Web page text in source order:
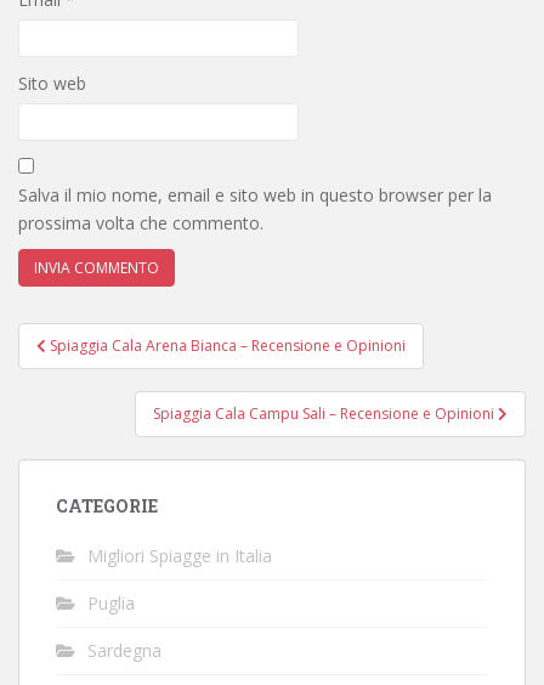
Sito web
Salva il mio nome, email e sito web in questo browser per la
prossima volta che commento.
Navigazione
articoli
Spiaggia Cala Arena Bianca – Recensione e Opinioni
Spiaggia Cala Campu Sali – Recensione e Opinioni
CATEGORIE
Migliori Spiagge in Italia
Puglia
Sardegna